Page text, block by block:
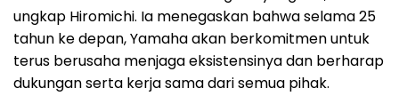
ungkap Hiromichi. Ia menegaskan bahwa selama 25
tahun ke depan, Yamaha akan berkomitmen untuk
terus berusaha menjaga eksistensinya dan berharap
dukungan serta kerja sama dari semua pihak.